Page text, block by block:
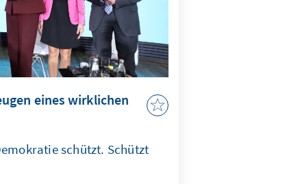
eines wirklichen
schützt. Schützt